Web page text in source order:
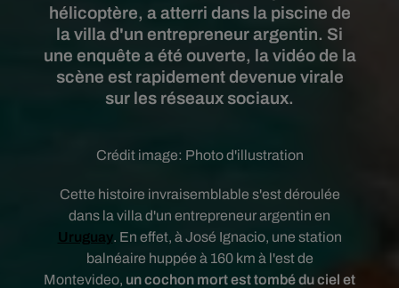
hélicoptère, a atterri dans la piscine de
la villa d'un entrepreneur argentin. Si
une enquête a été ouverte, la vidéo de la
scène est rapidement devenue virale
sur les réseaux sociaux.
Crédit image: Photo d'illustration
Cette histoire invraisemblable s'est déroulée
dans la villa d'un entrepreneur argentin en
Uruguay. En effet, à José Ignacio, une station
balnéaire huppée à 160 km à l'est de
Montevideo, un cochon mort est tombé du ciel et